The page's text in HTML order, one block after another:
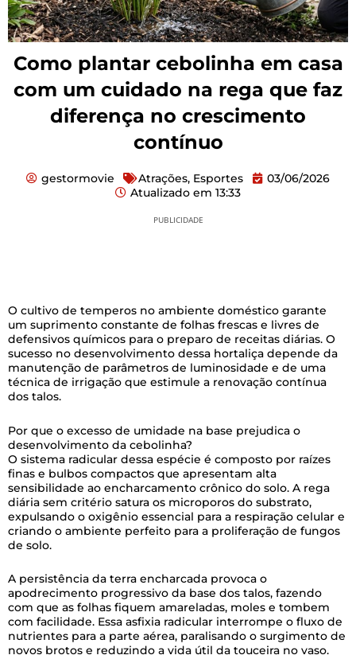
Como plantar cebolinha em casa
com um cuidado na rega que faz
diferença no crescimento
contínuo
gestormovie Atrações, Esportes
03/06/2026
Atualizado em 13:33
PUBLICIDADE
O cultivo de temperos no ambiente doméstico garante
um suprimento constante de folhas frescas e livres de
defensivos químicos para o preparo de receitas diárias. O
sucesso no desenvolvimento dessa hortaliça depende da
manutenção de parâmetros de luminosidade e de uma
técnica de irrigação que estimule a renovação contínua
dos talos.
Por que o excesso de umidade na base prejudica o
desenvolvimento da cebolinha?
O sistema radicular dessa espécie é composto por raízes
finas e bulbos compactos que apresentam alta
sensibilidade ao encharcamento crônico do solo. A rega
diária sem critério satura os microporos do substrato,
expulsando o oxigênio essencial para a respiração celular e
criando o ambiente perfeito para a proliferação de fungos
de solo.
A persistência da terra encharcada provoca o
apodrecimento progressivo da base dos talos, fazendo
com que as folhas fiquem amareladas, moles e tombem
com facilidade. Essa asfixia radicular interrompe o fluxo de
nutrientes para a parte aérea, paralisando o surgimento de
novos brotos e reduzindo a vida útil da touceira no vaso.